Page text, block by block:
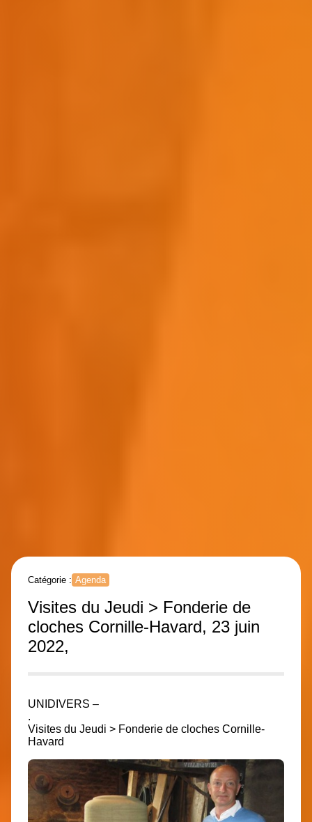
Catégorie : Agenda
Visites du Jeudi > Fonderie de
cloches Cornille-Havard, 23 juin
2022,
UNIDIVERS –
.
Visites du Jeudi > Fonderie de cloches Cornille-
Havard